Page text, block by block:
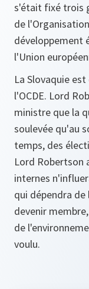
s'était fixé trois
de
développement
l'Union
La Slovaquie
l'OCDE. Lord
ministre que la
soulevée qu'au
temps, des
Lord Robertson
internes
qui dépendra
devenir
de
voulu.